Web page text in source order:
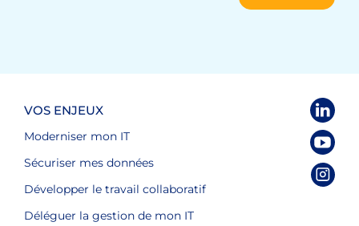
VOS ENJEUX
Moderniser mon IT
Sécuriser mes données
Développer le travail collaboratif
Déléguer la gestion de mon IT